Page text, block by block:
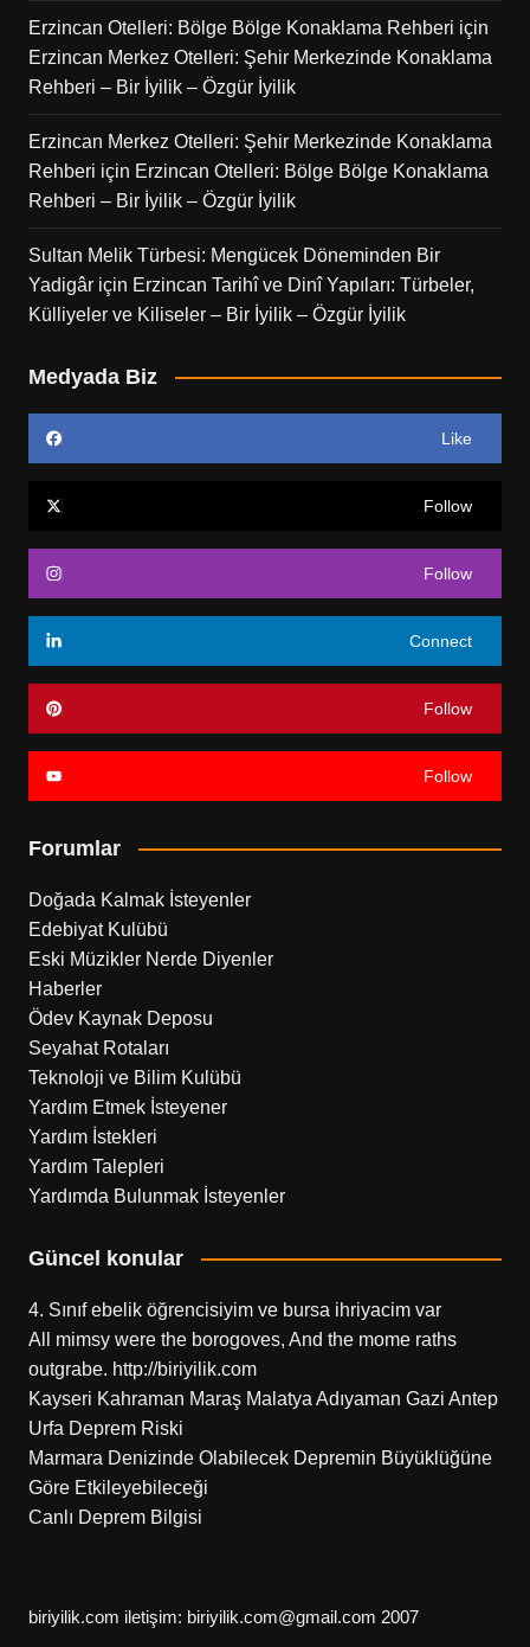
Erzincan Otelleri: Bölge Bölge Konaklama Rehberi için
Erzincan Merkez Otelleri: Şehir Merkezinde Konaklama
Rehberi – Bir İyilik – Özgür İyilik
Erzincan Merkez Otelleri: Şehir Merkezinde Konaklama
Rehberi için Erzincan Otelleri: Bölge Bölge Konaklama
Rehberi – Bir İyilik – Özgür İyilik
Sultan Melik Türbesi: Mengücek Döneminden Bir
Yadigâriçin Erzincan Tarihî ve Dinî Yapıları: Türbeler,
Külliyeler ve Kiliseler – Bir İyilik – Özgür İyilik
Medyada Biz
Like
Follow
Follow
Connect
Follow
Follow
Forumlar
Doğada Kalmak İsteyenler
Edebiyat Kulübü
Eski Müzikler Nerde Diyenler
Haberler
Ödev Kaynak Deposu
Seyahat Rotaları
Teknoloji ve Bilim Kulübü
Yardım Etmek İsteyener
Yardım İstekleri
Yardım Talepleri
Yardımda Bulunmak İsteyenler
Güncel konular
4. Sınıf ebelik öğrencisiyim ve bursa ihriyacim var
All mimsy were the borogoves, And the mome raths
outgrabe. http://biriyilik.com
Kayseri Kahraman Maraş Malatya Adıyaman Gazi Antep
Urfa Deprem Riski
Marmara Denizinde Olabilecek Depremin Büyüklüğüne
Göre Etkileyebileceği
Canlı Deprem Bilgisi
biriyilik.com iletişim: biriyilik.com@gmail.com 2007